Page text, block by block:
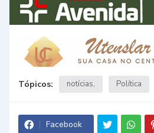
Tópicos: notícias Política
Facebook